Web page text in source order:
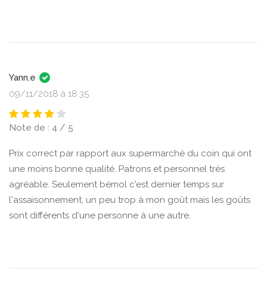
Yann.e
09/11/2018 à 18:35
Note de : 4 / 5
Prix correct par rapport aux supermarché du coin qui ont
une moins bonne qualité. Patrons et personnel très
agréable. Seulement bémol c'est dernier temps sur
l'assaisonnement, un peu trop à mon goût mais les goûts
sont différents d'une personne à une autre.